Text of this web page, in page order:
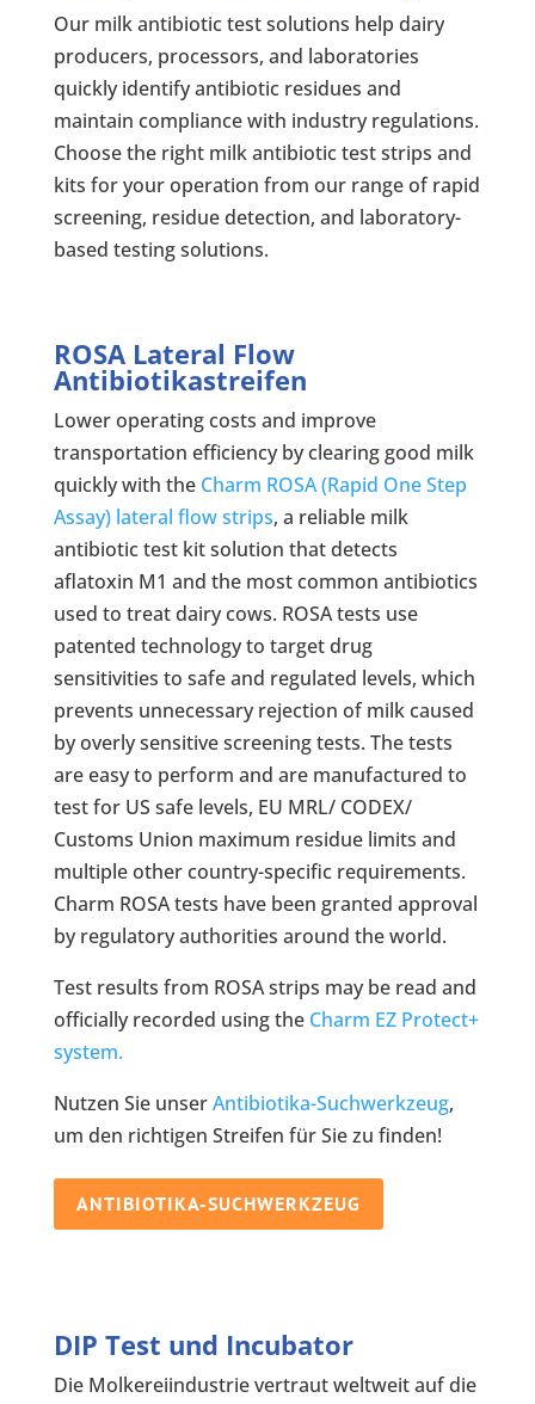
Our milk antibiotic test solutions help dairy
producers, processors, and laboratories
quickly identify antibiotic residues and
maintain compliance with industry regulations.
Choose the right milk antibiotic test strips and
kits for your operation from our range of rapid
screening, residue detection, and laboratory-
based testing solutions.
ROSA Lateral Flow
Antibiotikastreifen
Lower operating costs and improve
transportation efficiency by clearing good milk
quickly with the Charm ROSA (Rapid One Step
Assay) lateral flow strips, a reliable milk
antibiotic test kit solution that detects
aflatoxin M1 and the most common antibiotics
used to treat dairy cows. ROSA tests use
patented technology to target drug
sensitivities to safe and regulated levels, which
prevents unnecessary rejection of milk caused
by overly sensitive screening tests. The tests
are easy to perform and are manufactured to
test for US safe levels, EU MRL/ CODEX/
Customs Union maximum residue limits and
multiple other country-specific requirements.
Charm ROSA tests have been granted approval
by regulatory authorities around the world.
Test results from ROSA strips may be read and
officially recorded using the Charm EZ Protect+
system.
Nutzen Sie unserAntibiotika-Suchwerkzeug,
um den richtigen Streifen für Sie zu finden!
ANTIBIOTIKA-SUCHWERKZEUG
DIP Test und Incubator
Die Molkereiindustrie vertraut weltweit auf die